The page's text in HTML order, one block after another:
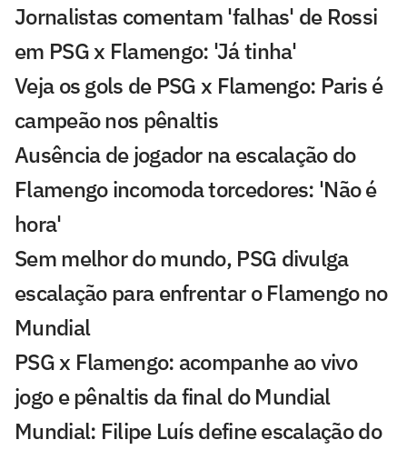
Jornalistas comentam 'falhas' de Rossi
em PSG x Flamengo: 'Já tinha'
Veja os gols de PSG x Flamengo: Paris é
campeão nos pênaltis
Ausência de jogador na escalação do
Flamengo incomoda torcedores: 'Não é
hora'
Sem melhor do mundo, PSG divulga
escalação para enfrentar o Flamengo no
Mundial
PSG x Flamengo: acompanhe ao vivo
jogo e pênaltis da final do Mundial
Mundial: Filipe Luís define escalação do